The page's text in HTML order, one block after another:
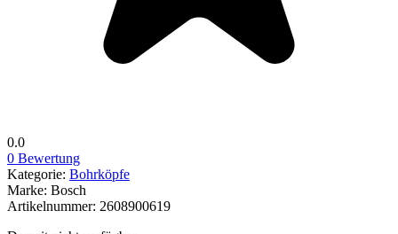
0.0
0 Bewertung
Kategorie: Bohrköpfe
Marke: Bosch
Artikelnummer: 2608900619